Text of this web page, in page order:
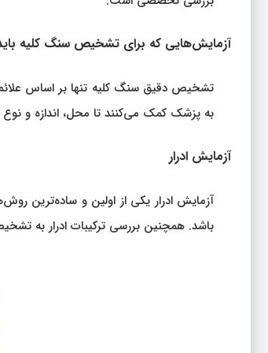
آزمایش‌هایی که برای تشخیص سنگ کلیه
تشخیص دقیق سنگ کلیه تنها بر اساس علائم
به پزشک کمک می‌کنند تا محل، اندازه و
آزمایش ادرار
آزمایش ادرار یکی از اولین و ساده‌ترین
باشد. همچنین بررسی ترکیبات ادرار به